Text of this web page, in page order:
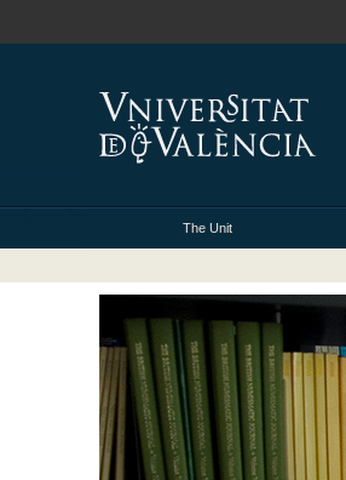
The Unit